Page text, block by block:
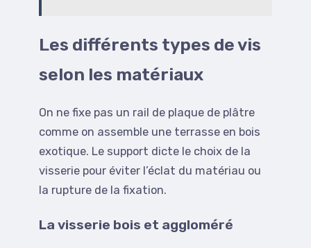
Les différents types de vis
selon les matériaux
On ne fixe pas un rail de plaque de plâtre
comme on assemble une terrasse en bois
exotique. Le support dicte le choix de la
visserie pour éviter l’éclat du matériau ou
la rupture de la fixation.
La visserie bois et aggloméré